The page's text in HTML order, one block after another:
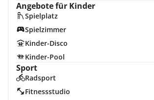
Angebote für Kinder
Spielplatz
Spielzimmer
Kinder-Disco
Kinder-Pool
Sport
Radsport
Fitnessstudio